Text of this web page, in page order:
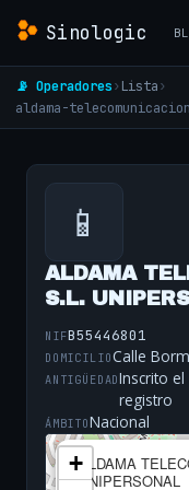
Sinologic
📡 Operadores› Lista›
aldama-
📱
ALDAMA
S.L.
NIFB55446801
DOMICILIOCalle
ANTIGÜEDADInscrito el
registro
ÁMBITONacional
ALDAMA
UNIPERSONAL
+